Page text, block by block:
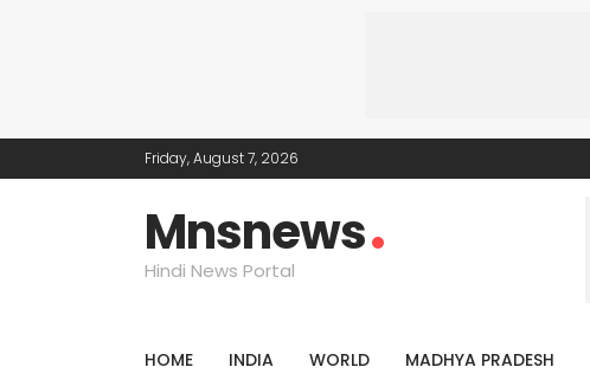
Friday, August 7, 2026
Mnsnews
Hindi News Portal
HOME INDIA WORLD MADHYA PRADESH